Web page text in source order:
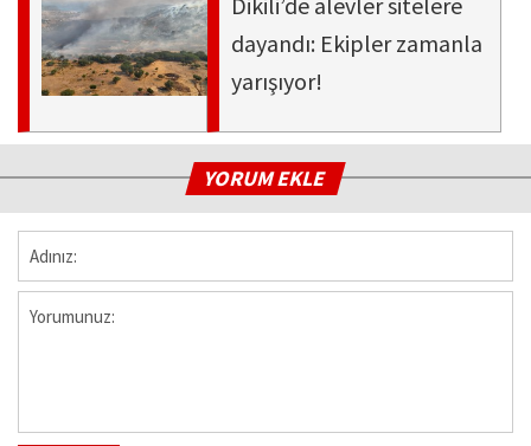
dayandı: Ekipler zamanla
yarışıyor!
YORUM EKLE